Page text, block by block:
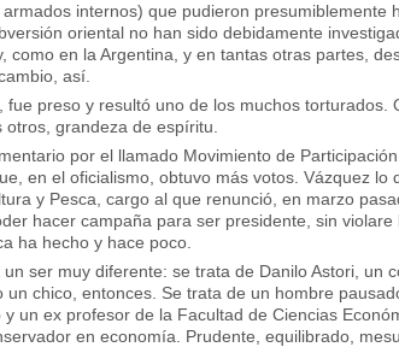
internos) que pudieron presumiblemente
oriental no han sido debidamente
como en la Argentina, y en tantas otras partes,
así.
fue preso y resultó uno de los muchos torturados.
grandeza de espíritu.
por el llamado Movimiento de
en el oficialismo, obtuvo más votos. Vázquez lo
y Pesca, cargo al que renunció, en marzo
hacer campaña para ser presidente, sin
ha hecho y hace poco.
ser muy diferente: se trata de Danilo Astori, un
un chico, entonces. Se trata de un hombre
un ex profesor de la Facultad de Ciencias
en economía. Prudente, equilibrado,